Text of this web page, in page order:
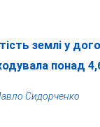
землі у
понад
Сидорченко